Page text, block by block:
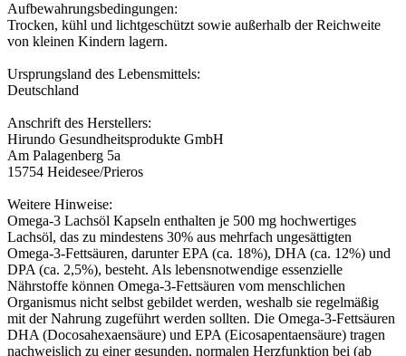
Aufbewahrungsbedingungen:
Trocken, kühl und lichtgeschützt sowie außerhalb der Reichweite
von kleinen Kindern lagern.
Ursprungsland des Lebensmittels:
Deutschland
Anschrift des Herstellers:
Hirundo Gesundheitsprodukte GmbH
Am Palagenberg 5a
15754 Heidesee/Prieros
Weitere Hinweise:
Omega-3 Lachsöl Kapseln enthalten je 500 mg hochwertiges
Lachsöl, das zu mindestens 30% aus mehrfach ungesättigten
Omega-3-Fettsäuren, darunter EPA (ca. 18%), DHA (ca. 12%) und
DPA (ca. 2,5%), besteht. Als lebensnotwendige essenzielle
Nährstoffe können Omega-3-Fettsäuren vom menschlichen
Organismus nicht selbst gebildet werden, weshalb sie regelmäßig
mit der Nahrung zugeführt werden sollten. Die Omega-3-Fettsäuren
DHA (Docosahexaensäure) und EPA (Eicosapentaensäure) tragen
nachweislich zu einer gesunden, normalen Herzfunktion bei (ab